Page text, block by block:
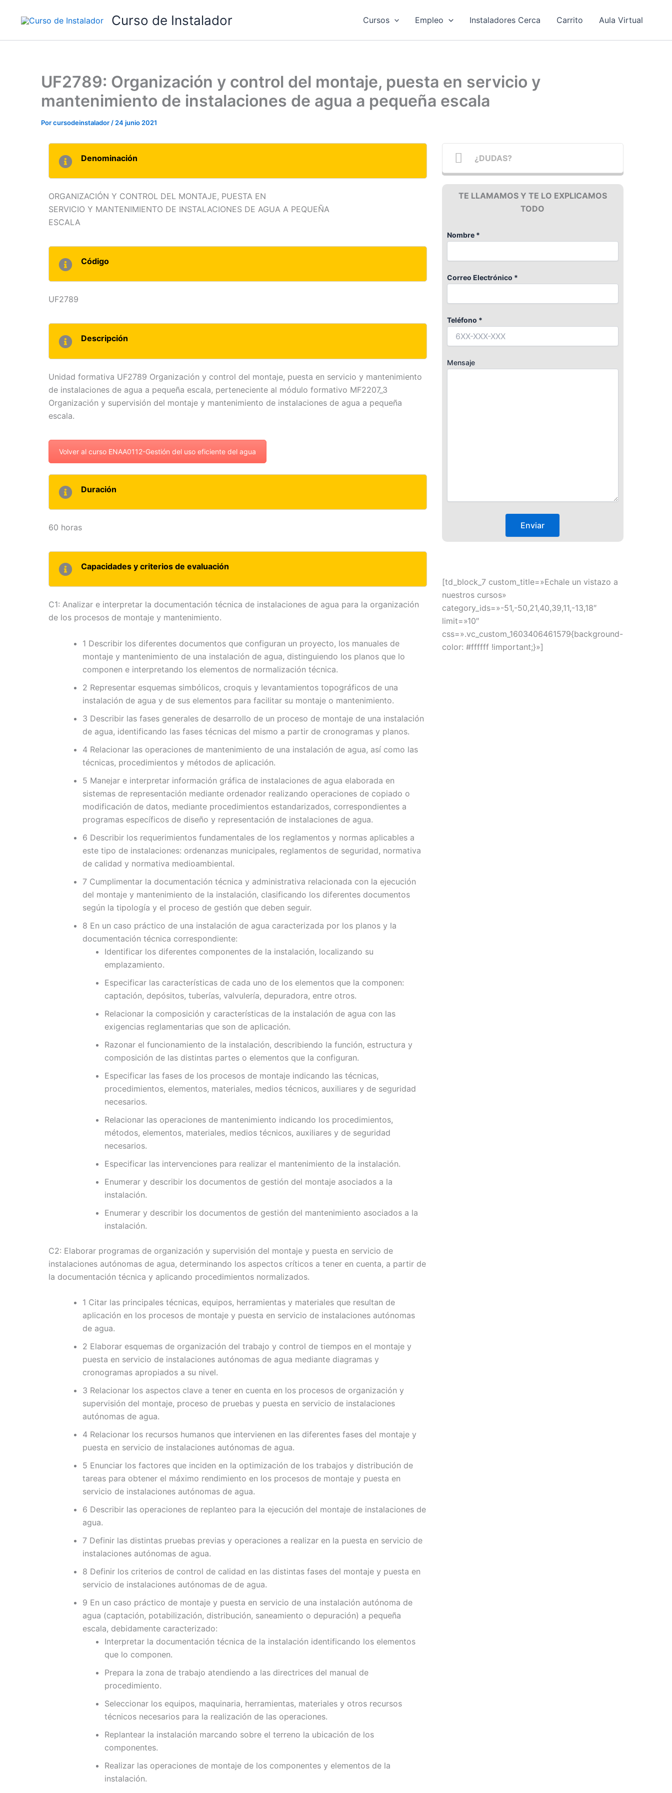
Curso de Instalador Cursos Empleo Instaladores Cerca Carrito Aula Virtual
UF2789: Organización y control del montaje, puesta en servicio y
mantenimiento de instalaciones de agua a pequeña escala
Porcursodeinstalador / 24 junio 2021
Denominación
ORGANIZACIÓN Y CONTROL DEL MONTAJE, PUESTA EN
SERVICIO Y MANTENIMIENTO DE INSTALACIONES DE AGUA A PEQUEÑA
ESCALA
Código
UF2789
Descripción
Unidad formativa UF2789 Organización y control del montaje, puesta en servicio y mantenimiento
de instalaciones de agua a pequeña escala, perteneciente al módulo formativo MF2207_3
Organización y supervisión del montaje y mantenimiento de instalaciones de agua a pequeña
escala.
Volver al curso ENAA0112-Gestión del uso eficiente del agua
Duración
60 horas
Capacidades y criterios de evaluación
C1: Analizar e interpretar la documentación técnica de instalaciones de agua para la organización
de los procesos de montaje y mantenimiento.
1 Describir los diferentes documentos que configuran un proyecto, los manuales de
montaje y mantenimiento de una instalación de agua, distinguiendo los planos que lo
componen e interpretando los elementos de normalización técnica.
2 Representar esquemas simbólicos, croquis y levantamientos topográficos de una
instalación de agua y de sus elementos para facilitar su montaje o mantenimiento.
3 Describir las fases generales de desarrollo de un proceso de montaje de una instalación
de agua, identificando las fases técnicas del mismo a partir de cronogramas y planos.
4 Relacionar las operaciones de mantenimiento de una instalación de agua, así como las
técnicas, procedimientos y métodos de aplicación.
5 Manejar e interpretar información gráfica de instalaciones de agua elaborada en
sistemas de representación mediante ordenador realizando operaciones de copiado o
modificación de datos, mediante procedimientos estandarizados, correspondientes a
programas específicos de diseño y representación de instalaciones de agua.
6 Describir los requerimientos fundamentales de los reglamentos y normas aplicables a
este tipo de instalaciones: ordenanzas municipales, reglamentos de seguridad, normativa
de calidad y normativa medioambiental.
7 Cumplimentar la documentación técnica y administrativa relacionada con la ejecución
del montaje y mantenimiento de la instalación, clasificando los diferentes documentos
según la tipología y el proceso de gestión que deben seguir.
8 En un caso práctico de una instalación de agua caracterizada por los planos y la
documentación técnica correspondiente:
Identificar los diferentes componentes de la instalación, localizando su
emplazamiento.
Especificar las características de cada uno de los elementos que la componen:
captación, depósitos, tuberías, valvulería, depuradora, entre otros.
Relacionar la composición y características de la instalación de agua con las
exigencias reglamentarias que son de aplicación.
Razonar el funcionamiento de la instalación, describiendo la función, estructura y
composición de las distintas partes o elementos que la configuran.
Especificar las fases de los procesos de montaje indicando las técnicas,
procedimientos, elementos, materiales, medios técnicos, auxiliares y de seguridad
necesarios.
Relacionar las operaciones de mantenimiento indicando los procedimientos,
métodos, elementos, materiales, medios técnicos, auxiliares y de seguridad
necesarios.
Especificar las intervenciones para realizar el mantenimiento de la instalación.
Enumerar y describir los documentos de gestión del montaje asociados a la
instalación.
Enumerar y describir los documentos de gestión del mantenimiento asociados a la
instalación.
C2: Elaborar programas de organización y supervisión del montaje y puesta en servicio de
instalaciones autónomas de agua, determinando los aspectos críticos a tener en cuenta, a partir de
la documentación técnica y aplicando procedimientos normalizados.
1 Citar las principales técnicas, equipos, herramientas y materiales que resultan de
aplicación en los procesos de montaje y puesta en servicio de instalaciones autónomas
de agua.
2 Elaborar esquemas de organización del trabajo y control de tiempos en el montaje y
puesta en servicio de instalaciones autónomas de agua mediante diagramas y
cronogramas apropiados a su nivel.
3 Relacionar los aspectos clave a tener en cuenta en los procesos de organización y
supervisión del montaje, proceso de pruebas y puesta en servicio de instalaciones
autónomas de agua.
4 Relacionar los recursos humanos que intervienen en las diferentes fases del montaje y
puesta en servicio de instalaciones autónomas de agua.
5 Enunciar los factores que inciden en la optimización de los trabajos y distribución de
tareas para obtener el máximo rendimiento en los procesos de montaje y puesta en
servicio de instalaciones autónomas de agua.
6 Describir las operaciones de replanteo para la ejecución del montaje de instalaciones de
agua.
7 Definir las distintas pruebas previas y operaciones a realizar en la puesta en servicio de
instalaciones autónomas de agua.
8 Definir los criterios de control de calidad en las distintas fases del montaje y puesta en
servicio de instalaciones autónomas de de agua.
9 En un caso práctico de montaje y puesta en servicio de una instalación autónoma de
agua (captación, potabilización, distribución, saneamiento o depuración) a pequeña
escala, debidamente caracterizado:
Interpretar la documentación técnica de la instalación identificando los elementos
que lo componen.
Prepara la zona de trabajo atendiendo a las directrices del manual de
procedimiento.
Seleccionar los equipos, maquinaria, herramientas, materiales y otros recursos
técnicos necesarios para la realización de las operaciones.
Replantear la instalación marcando sobre el terreno la ubicación de los
componentes.
Realizar las operaciones de montaje de los componentes y elementos de la
instalación.
¿DUDAS?
TE LLAMAMOS Y TE LO EXPLICAMOS
TODO
Nombre *
Correo Electrónico *
Teléfono *
Mensaje
[td_block_7 custom_title=»Echale un vistazo a
nuestros cursos»
category_ids=»-51,-50,21,40,39,11,-13,18″
limit=»10″
css=».vc_custom_1603406461579{background-
color: #ffffff !important;}»]